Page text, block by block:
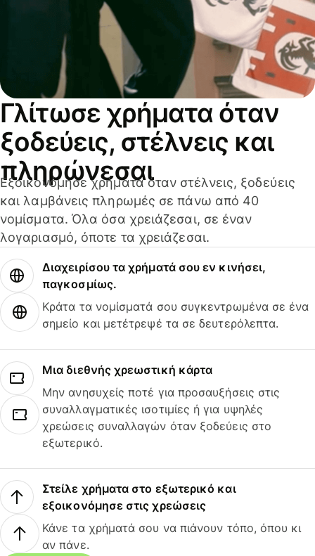
Γλίτωσε χρήματα όταν
ξοδεύεις, στέλνεις και
πληρώνεσαι
Εξοικονόμησε χρήματα όταν στέλνεις, ξοδεύεις
και λαμβάνεις πληρωμές σε πάνω από 40
νομίσματα. Όλα όσα χρειάζεσαι, σε έναν
λογαριασμό, όποτε τα χρειάζεσαι.
Διαχειρίσου τα χρήματά σου εν κινήσει,
παγκοσμίως.
Κράτα τα νομίσματά σου συγκεντρωμένα σε ένα
σημείο και μετέτρεψέ τα σε δευτερόλεπτα.
Μια διεθνής χρεωστική κάρτα
Μην ανησυχείς ποτέ για προσαυξήσεις στις
συναλλαγματικές ισοτιμίες ή για υψηλές
χρεώσεις συναλλαγών όταν ξοδεύεις στο
εξωτερικό.
Στείλε χρήματα στο εξωτερικό και
εξοικονόμησε στις χρεώσεις
Κάνε τα χρήματά σου να πιάνουν τόπο, όπου κι
αν πάνε.